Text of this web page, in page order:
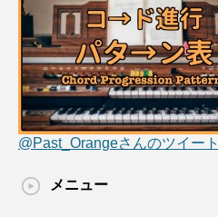
@Past_Orangeさんのツイート
メニュー